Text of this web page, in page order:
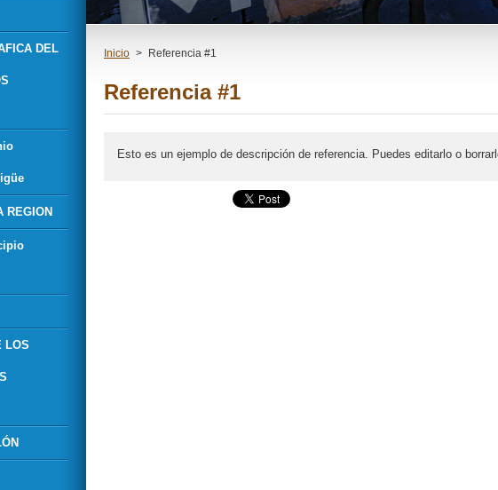
Inicio > Referencia #1
Referencia #1
Esto es un ejemplo de descripción de referencia. Puedes editarlo o
DEL
REGION
LOS